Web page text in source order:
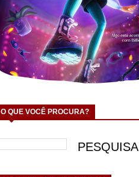
O QUE VOCÊ PROCURA?